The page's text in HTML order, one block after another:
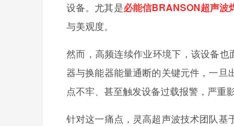
设备。尤其是必能信BRANSON超声波
与美观度。
然而，高频连续作业环境下，该设备
器与换能器能量通断的关键元件，一
点不牢、甚至触发设备过载报警，严重
针对这一痛点，灵高超声波技术团队基